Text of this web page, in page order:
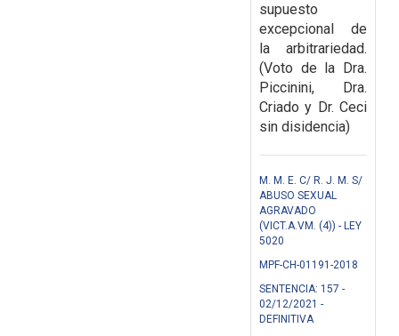
supuesto
excepcional de
la arbitrariedad.
(Voto de la Dra.
Piccinini, Dra.
Criado y Dr. Ceci
sin disidencia)
M. M. E. C/ R. J. M. S/
ABUSO SEXUAL
AGRAVADO
(VICT.A.VM. (4)) - LEY
5020
MPF-CH-01191-2018
SENTENCIA: 157 -
02/12/2021 -
DEFINITIVA